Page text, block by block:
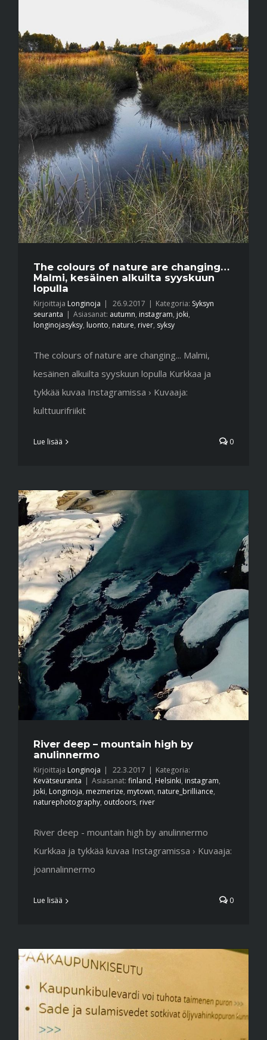
The colours of nature are changing…
Malmi, kesäinen alkuilta syyskuun
lopulla
Kirjoittaja Longinoja | 26.9.2017 | Kategoria: Syksyn
seuranta | Asiasanat: autumn, instagram, joki,
longinojasyksy, luonto, nature, river, syksy
The colours of nature are changing... Malmi,
kesäinen alkuilta syyskuun lopulla Kurkkaa ja
tykkää kuvaa Instagramissa › Kuvaaja:
kulttuurifriikit
Lue lisää 0
River deep – mountain high by
anulinnermo
Kirjoittaja Longinoja 22.3.2017
Kategoria:
Kevätseuranta
Asiasanat: finland, Helsinki, instagram,
joki, Longinoja, mezmerize, mytown, nature_brilliance,
naturephotography, outdoors, river
River deep - mountain high by anulinnermo
Kurkkaa ja tykkää kuvaa Instagramissa › Kuvaaja:
joannalinnermo
Lue lisää 0